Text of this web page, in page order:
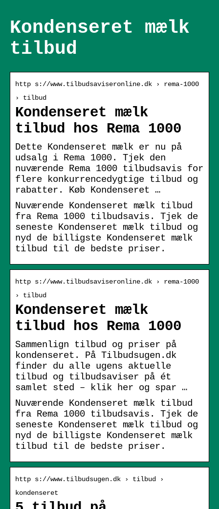
Kondenseret mælk
tilbud
http s://www.tilbudsaviseronline.dk › rema-1000
› tilbud
Kondenseret mælk
tilbud hos Rema 1000
Dette Kondenseret mælk er nu på
udsalg i Rema 1000. Tjek den
nuværende Rema 1000 tilbudsavis for
flere konkurrencedygtige tilbud og
rabatter. Køb Kondenseret …
Nuværende Kondenseret mælk tilbud
fra Rema 1000 tilbudsavis. Tjek de
seneste Kondenseret mælk tilbud og
nyd de billigste Kondenseret mælk
tilbud til de bedste priser.
http s://www.tilbudsaviseronline.dk › rema-1000
› tilbud
Kondenseret mælk
tilbud hos Rema 1000
Sammenlign tilbud og priser på
kondenseret. På Tilbudsugen.dk
finder du alle ugens aktuelle
tilbud og tilbudsaviser på ét
samlet sted – klik her og spar …
Nuværende Kondenseret mælk tilbud
fra Rema 1000 tilbudsavis. Tjek de
seneste Kondenseret mælk tilbud og
nyd de billigste Kondenseret mælk
tilbud til de bedste priser.
http s://www.tilbudsugen.dk › tilbud ›
kondenseret